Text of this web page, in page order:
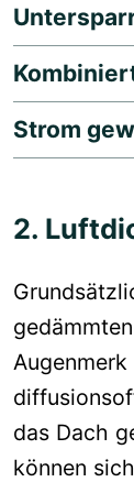
Strom
2.
das Dach
können